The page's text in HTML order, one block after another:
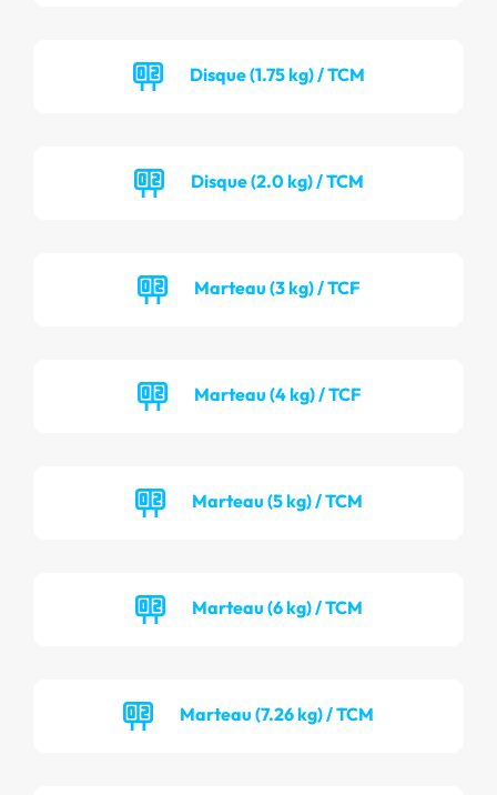
Disque (1.75 kg) / TCM
Disque (2.0 kg) / TCM
Marteau (3 kg) / TCF
Marteau (4 kg) / TCF
Marteau (5 kg) / TCM
Marteau (6 kg) / TCM
Marteau (7.26 kg) / TCM